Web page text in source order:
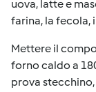
uova, latte e
farina, la fecola,
Mettere il
forno caldo a
prova